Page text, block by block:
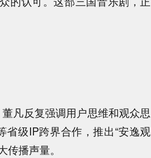
凡反复强调用户思维和观众思
省级IP跨界合作，推出“安逸观
播声量。